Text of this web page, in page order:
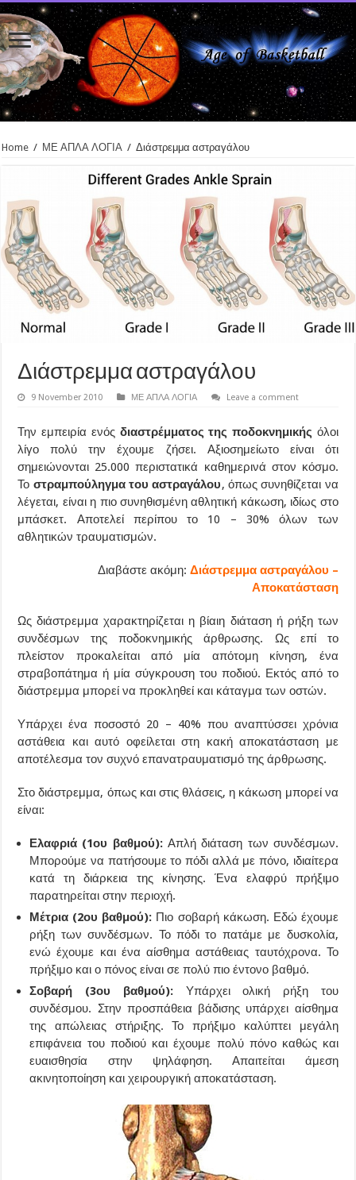
Home / ΜΕ ΑΠΛΑ ΛΟΓΙΑ / Διάστρεμμα αστραγάλου
Διάστρεμμα αστραγάλου
9 November 2010 ΜΕ ΑΠΛΑ ΛΟΓΙΑ Leave a comment
Την εμπειρία ενός διαστρέμματος της ποδοκνημικής όλοι
λίγο πολύ την έχουμε ζήσει. Αξιοσημείωτο είναι ότι
σημειώνονται 25.000 περιστατικά καθημερινά στον κόσμο.
Το στραμπούληγμα του αστραγάλου, όπως συνηθίζεται να
λέγεται, είναι η πιο συνηθισμένη αθλητική κάκωση, ιδίως στο
μπάσκετ. Αποτελεί περίπου το 10 – 30% όλων των
αθλητικών τραυματισμών.
Διαβάστε ακόμη: Διάστρεμμα αστραγάλου –
Αποκατάσταση
Ως διάστρεμμα χαρακτηρίζεται η βίαιη διάταση ή ρήξη των
συνδέσμων της ποδοκνημικής άρθρωσης. Ως επί το
πλείστον προκαλείται από μία απότομη κίνηση, ένα
στραβοπάτημα ή μία σύγκρουση του ποδιού. Εκτός από το
διάστρεμμα μπορεί να προκληθεί και κάταγμα των οστών.
Υπάρχει ένα ποσοστό 20 – 40% που αναπτύσσει χρόνια
αστάθεια και αυτό οφείλεται στη κακή αποκατάσταση με
αποτέλεσμα τον συχνό επανατραυματισμό της άρθρωσης.
Στο διάστρεμμα, όπως και στις θλάσεις, η κάκωση μπορεί να
είναι:
Ελαφριά (1ου βαθμού):Απλή διάταση των συνδέσμων.
Μπορούμε να πατήσουμε το πόδι αλλά με πόνο, ιδιαίτερα
κατά τη διάρκεια της κίνησης. Ένα ελαφρύ πρήξιμο
παρατηρείται στην περιοχή.
Μέτρια (2ου βαθμού): Πιο σοβαρή κάκωση. Εδώ έχουμε
ρήξη των συνδέσμων. Το πόδι το πατάμε με δυσκολία,
ενώ έχουμε και ένα αίσθημα αστάθειας ταυτόχρονα. Το
πρήξιμο και ο πόνος είναι σε πολύ πιο έντονο βαθμό.
Σοβαρή (3ου βαθμού):Υπάρχει ολική ρήξη του
συνδέσμου. Στην προσπάθεια βάδισης υπάρχει αίσθημα
της απώλειας στήριξης. Το πρήξιμο καλύπτει μεγάλη
επιφάνεια του ποδιού και έχουμε πολύ πόνο καθώς και
ευαισθησία στην ψηλάφηση. Απαιτείται άμεση
ακινητοποίηση και χειρουργική αποκατάσταση.